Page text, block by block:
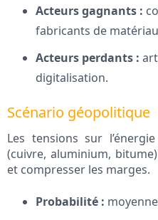
Acteurs gagnants :
fabricants de
Acteurs perdants :
digitalisation.
Scénario géopolitique
Les tensions sur
(cuivre, aluminium,
et compresser les marges.
Probabilité : moyenne